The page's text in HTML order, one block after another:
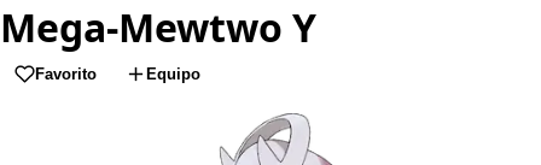
Team Builder
Tabla de Tipos
Mega-Mewtwo Y
Favorito Equipo